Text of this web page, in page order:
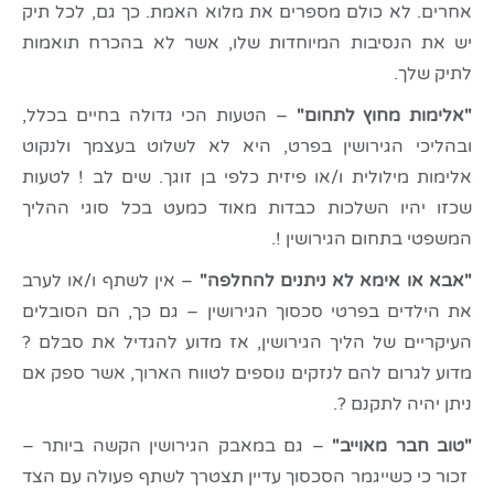
אחרים. לא כולם מספרים את מלוא האמת. כך גם, לכל תיק
יש את הנסיבות המיוחדות שלו, אשר לא בהכרח תואמות
לתיק שלך.
"אלימות מחוץ לתחום" – הטעות הכי גדולה בחיים בכלל,
ובהליכי הגירושין בפרט, היא לא לשלוט בעצמך ולנקוט
אלימות מילולית ו/או פיזית כלפי בן זוגך. שים לב ! לטעות
שכזו יהיו השלכות כבדות מאוד כמעט בכל סוגי ההליך
המשפטי בתחום הגירושין !.
"אבא או אימא לא ניתנים להחלפה" – אין לשתף ו/או לערב
את הילדים בפרטי סכסוך הגירושין – גם כך, הם הסובלים
העיקריים של הליך הגירושין, אז מדוע להגדיל את סבלם ?
מדוע לגרום להם לנזקים נוספים לטווח הארוך, אשר ספק אם
ניתן יהיה לתקנם ?.
"טוב חבר מאוייב" – גם במאבק הגירושין הקשה ביותר –
זכור כי כשייגמר הסכסוך עדיין תצטרך לשתף פעולה עם הצד